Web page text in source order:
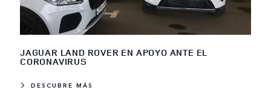
JAGUAR LAND ROVER EN APOYO ANTE EL
CORONAVIRUS
DESCUBRE MÁS